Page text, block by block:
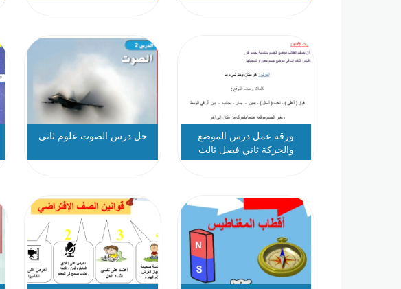
ورقة عمل درس الموضع
والحركة ثاني فصل ثالث
حل درس الصوت علوم ثاني